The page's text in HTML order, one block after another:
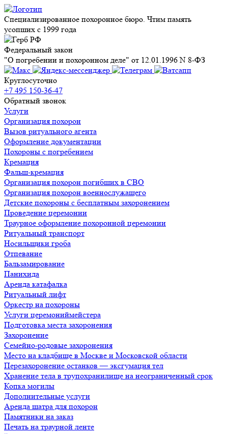
Специализированное похоронное бюро. Чтим память
усопших с 1999 года
Федеральный закон
"О погребении и похоронном деле" от 12.01.1996 N 8-ФЗ
Круглосуточно
+7 495 150-36-47
Обратный звонок
Услуги
Организация похорон
Вызов ритуального агента
Оформление документации
Похороны с погребением
Кремация
Фальш-кремация
Организация похорон погибших в СВО
Организация похорон военнослужащего
Детские похороны с бесплатным захоронением
Проведение церемонии
Траурное оформление похоронной церемонии
Ритуальный транспорт
Носильщики гроба
Отпевание
Бальзамирование
Панихида
Аренда катафалка
Ритуальный лифт
Оркестр на похороны
Услуги церемониймейстера
Подготовка места захоронения
Захоронение
Семейно-родовые захоронения
Место на кладбище в Москве и Московской области
Перезахоронение останков — эксгумация тел
Хранение тела в трупохранилище на неограниченный срок
Копка могилы
Дополнительные услуги
Аренда шатра для похорон
Памятники на заказ
Печать на траурной ленте